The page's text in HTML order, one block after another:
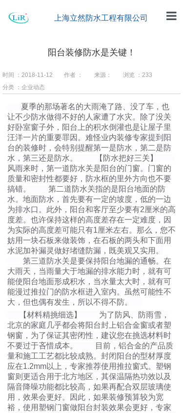
上海立然防水工程有限公司
阳台装修防水是关键！
时间 ：2018-11-12 作者 ： 来源： 浏览 ： 233
分类 ：企业动态
夏季的那场著名的大雨淹了路、没了车，也
让不少防水做得不好的人家遭了水灾。除了没关
好卧室窗子外，阳台上的积水倒灌也是让屋子里
汪洋一片的重要罪因。难怪业内装修专家提到阳
台的装修时，会特别提醒第一是防水，第二是防
水，第三还是防水。 【防水把好三关】
风雨来时，第一道防水关是阳台的门窗。门窗的
质量和密封性都要好，防水框的里外方向也不要
搞错。 第二道防水关指的是阳台地面的防
水。地面防水，首先要有一定的坡度，低的一边
为排水口。此外，阳台和客厅至少要有2厘米的高
度差。也许保持这样的高度差存在一定难度，因
为实际的高度差可能只有1厘米左右。那么，您不
妨用一块石板来做装饰，在石板的两头和下面用
水泥加补漏灵做好堵缝防漏，既美观又实用。
第三道防水关是要保持阳台地漏的通畅。在
大雨天，当雨量大于地漏的排水能力时，就有可
能使阳台地面形成积水，当水量太大时，就有可
能漫过推拉门的防水框进入室内。虽然可能性不
大，但也偶有发生，所以不得不防。
【材料精挑细选】 为了防风、防雨雪，
北京的家庭几乎都会将阳台封上铝合金窗或者塑
钢窗，为了保证其密闭性，建议您在挑选材料时
不要过于吝惜成本。 目前，铝合金的产品质
量和施工工艺都比较成熟。封闭阳台的型材厚度
应在1.2mm以上，专家推荐使用推拉窗式。塑钢
窗则更适合用于北方地区，其保温隔热功效以及
隔音降噪功能都比较高，如果再配合双层玻璃使
用，效果会更好。因此，如果装修预算较为宽
裕，使用塑钢门窗做阳台封装效果会更好，专家